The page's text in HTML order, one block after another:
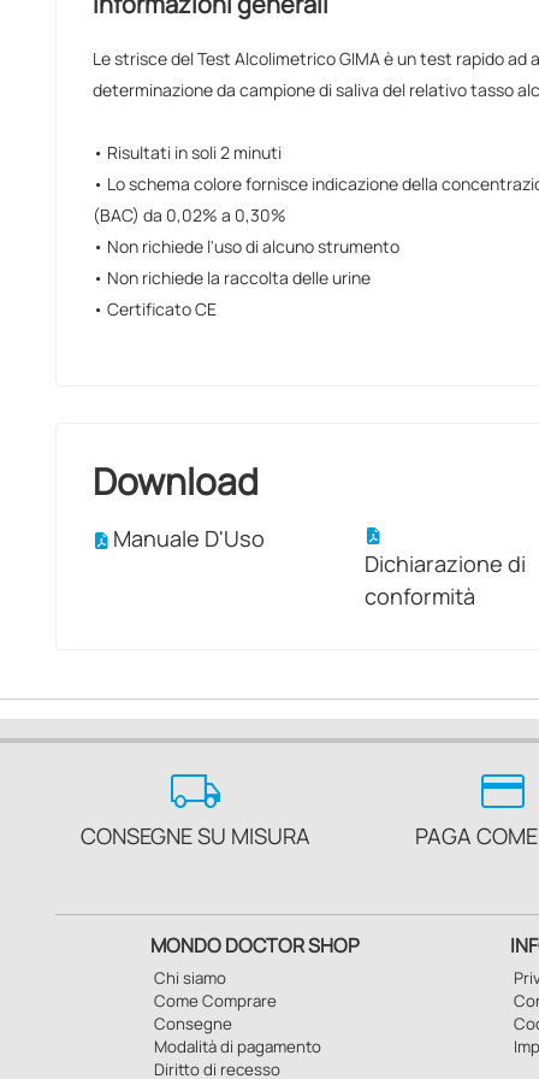
Le strisce del Test Alcolimetrico GIMA è un test rapido ad
determinazione da campione di saliva del relativo tasso
• Risultati in soli 2 minuti
• Lo schema colore fornisce indicazione della
(BAC) da 0,02% a 0,30%
• Non richiede l'uso di alcuno strumento
• Non richiede la raccolta delle urine
• Certificato CE
Download
Manuale D'Uso
Dichiarazione di
conformità
local_shipping
CONSEGNE SU MISURA
credit_card
PAGA
MONDO DOCTOR SHOP
Chi siamo
Come Comprare
Consegne
Modalità di pagamento
Diritto di recesso